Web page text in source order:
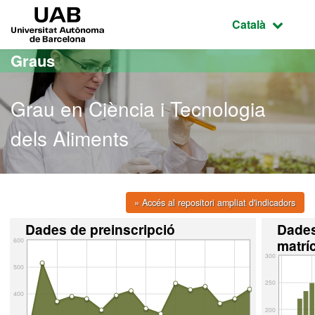
Ves al contingut principal
Ves a la navegació de la pàgina
Idioma
Català
Graus
Grau en Ciència i Tecnologia
dels Aliments
» Accés al repositori ampliat d'indicadors
200
250
300
Dades de preinscripció
400
500
600